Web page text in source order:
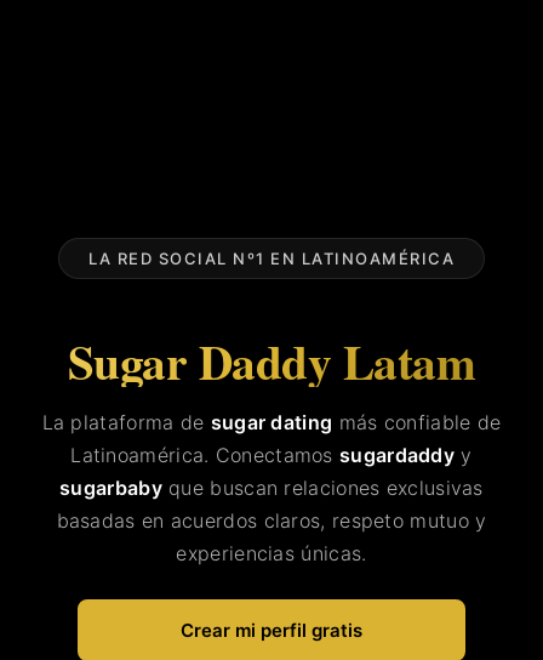
LA RED SOCIAL Nº1 EN LATINOAMÉRICA
Sugar Daddy Latam
La plataforma de sugar dating más confiable de
Latinoamérica. Conectamossugardaddy y
sugarbabyque buscan relaciones exclusivas
basadas en acuerdos claros, respeto mutuo y
experiencias únicas.
Crear mi perfil gratis